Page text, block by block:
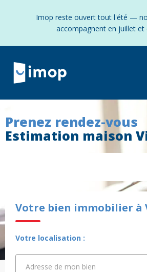
Imop reste ouvert tout l'été —
accompagnent en juillet et
Prenez rendez-vous
Estimation maison
Votre bien immobilier à
Votre localisation :
Adresse de mon bien
Adresse de mon bien